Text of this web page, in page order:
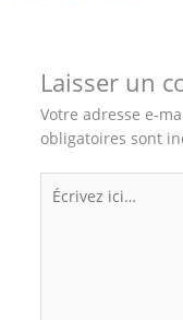
Laisser un
Votre adresse e-
obligatoires sont
Écrivez
ici…